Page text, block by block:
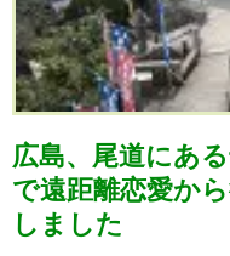
広島、尾道にあ
で遠距離恋愛か
しました